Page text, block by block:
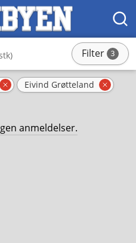
SØK
Filter 3stk
Fjern filter
Eivind Grøtteland Fjern
anmeldelser.